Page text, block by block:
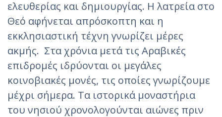
ελευθερίας και δημιουργίας. Η λατρεία στο
Θεό αφήνεται απρόσκοπτη και η
εκκλησιαστική τέχνη γνωρίζει μέρες
ακμής. Στα χρόνια μετά τις Αραβικές
επιδρομές ιδρύονται οι μεγάλες
κοινοβιακές μονές, τις οποίες γνωρίζουμε
μέχρι σήμερα. Τα ιστορικά μοναστήρια
του νησιού χρονολογούνται αιώνες πριν